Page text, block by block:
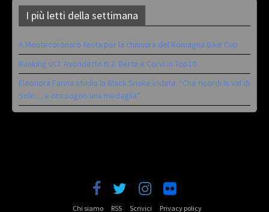
I più letti della settimana
A Montecoronaro festa per la chiusura del Romagna Bike Cup
Ranking UCI: Avondetto N.2. Berta e Corvi in Top10
Eleonora Farina studia la Black Snake iridata: “Che ricordi in Val di
Sole… e ora sogno una medaglia”
Chi siamo RSS Scrivici Privacy policy